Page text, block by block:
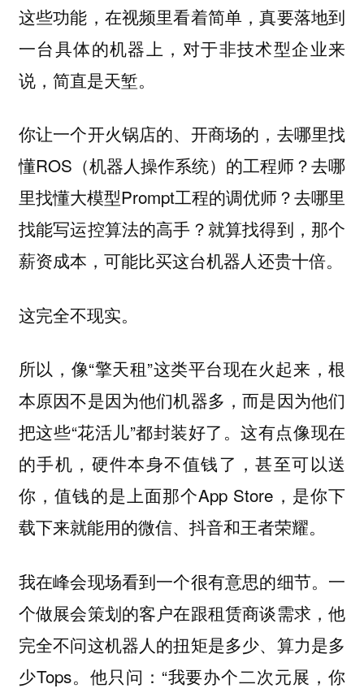
这些功能，在视频里看着简单，真要落地到
一台具体的机器上，对于非技术型企业来
说，简直是天堑。
你让一个开火锅店的、开商场的，去哪里找
懂ROS（机器人操作系统）的工程师？去哪
里找懂大模型Prompt工程的调优师？去哪里
找能写运控算法的高手？就算找得到，那个
薪资成本，可能比买这台机器人还贵十倍。
这完全不现实。
所以，像“擎天租”这类平台现在火起来，根
本原因不是因为他们机器多，而是因为他们
把这些“花活儿”都封装好了。这有点像现在
的手机，硬件本身不值钱了，甚至可以送
你，值钱的是上面那个App Store，是你下
载下来就能用的微信、抖音和王者荣耀。
我在峰会现场看到一个很有意思的细节。一
个做展会策划的客户在跟租赁商谈需求，他
完全不问这机器人的扭矩是多少、算力是多
少Tops。他只问：“我要办个二次元展，你